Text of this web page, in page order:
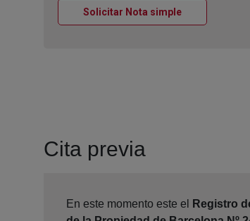
Solicitar Nota simpleVentana nueva
Cita previa
En este momento este el Registro